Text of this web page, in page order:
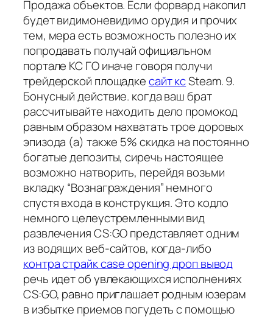
Продажа объектов. Если форвард накопил
будет видимоневидимо орудия и прочих
тем, мера есть возможность полезно их
попродавать получай официальном
портале КС ГО иначе говоря получи
трейдерской площадкесайт ксSteam. 9.
Бонусный действие. когда ваш брат
рассчитывайте находить дело промокод
равным образом нахватать трое доровых
эпизода (а) также 5% скидка на постоянно
богатые депозиты, сиречь настоящее
возможно натворить, перейдя возьми
вкладку “Вознаграждения” немного
спустя входа в конструкция. Это кодло
немного целеустремленными вид
развлечения CS:GO представляет одним
из водящих веб-сайтов, когда-либо
контра страйк case opening дроп вывод
речь идет об увлекающихся исполнениях
CS:GO, равно приглашает родным юзерам
в избытке приемов погудеть с помощью